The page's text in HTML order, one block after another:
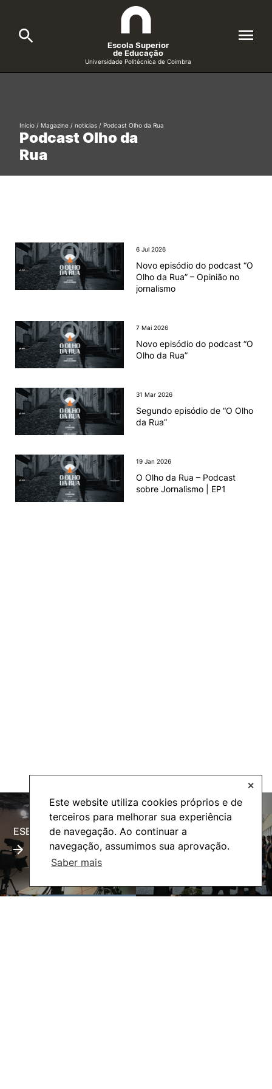
Este website utiliza cookies próprios e de
terceiros para melhorar sua experiência
de navegação. Ao continuar a
navegação, assumimos sua aprovação.
Saber mais
✕
Cursos
Candidatos
Alunos
Candidaturas
Elogio / Sugestão / Reclamação Contactos Denúncias
©2026 Instituto Politécnico de Coimbra. Todos os direitos reservados.
Escola Superior
de Educação
Universidade Politécnica de Coimbra
Formative Offer
Podcast Olho da
Rua
Início / Magazine / noticias / Podcast Olho da Rua
6 Jul 2026
Novo episódio do podcast “O
Olho da Rua” – Opinião no
jornalismo
7 Mai 2026
Novo episódio do podcast “O
Olho da Rua”
31 Mar 2026
Segundo episódio de “O Olho
da Rua”
19 Jan 2026
O Olho da Rua – Podcast
sobre Jornalismo | EP1
ESECTV Alumni